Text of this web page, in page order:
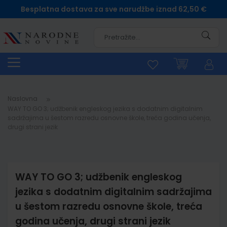
Besplatna dostava za sve narudžbe iznad 62,50 €
Naslovna
WAY TO GO 3; udžbenik engleskog
jezika s dodatnim digitalnim sadržajima
u šestom razredu osnovne škole, treća
godina učenja, drugi strani jezik